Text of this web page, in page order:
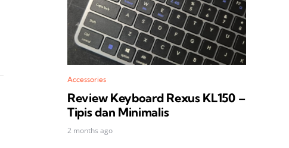
Accessories
Review Keyboard Rexus KL150 –
Tipis dan Minimalis
2 months ago